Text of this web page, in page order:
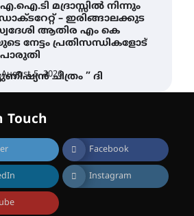
മദ്രാസ്സിൽ നിന്നും
– ഇരിങ്ങാലക്കുട
ആതിര എം കെ
നേട്ടം പ്രതിസന്ധികളോട്
August 5, 2026ചിത്രം ” ദി
ആഗസ്റ്റ് 7
സ്‌ക്രീൻ
August 6, 2026
ജോസഫ്സ് കോളജ്
Touch
Facebook
Instagram